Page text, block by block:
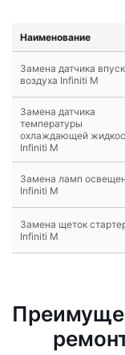
Наименование
Замена датчика
воздуха Infiniti M
Замена датчика
температуры
охлаждающей
Infiniti M
Замена ламп
Infiniti M
Замена щеток
Infiniti M